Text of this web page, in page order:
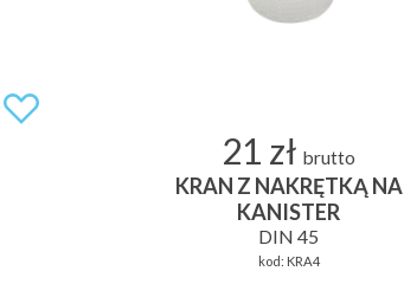
21 zł brutto
KRAN Z NAKRĘTKĄ NA
KANISTER
DIN 45
kod: KRA4